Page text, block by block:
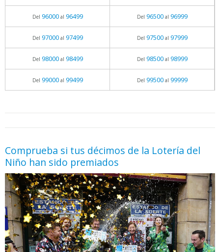
Del 96000al 96499 Del 96500al 96999
Del 97000al 97499 Del 97500al 97999
Del 98000al 98499 Del 98500al 98999
Del 99000al 99499 Del 99500al 99999
Comprueba si tus décimos de la Lotería del
Niño han sido premiados